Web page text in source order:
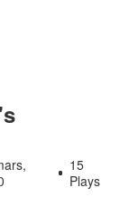
15
Plays